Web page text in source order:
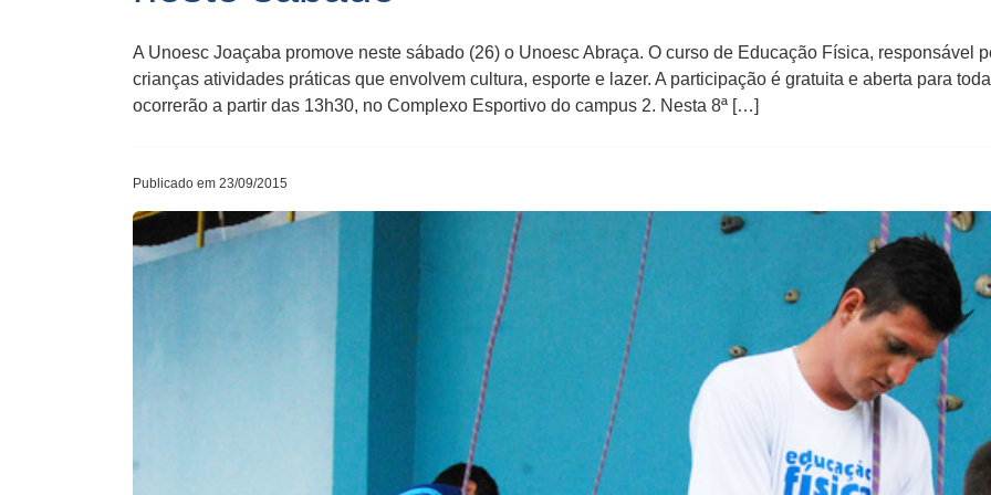
A Unoesc Joaçaba promove neste sábado (26) o Unoesc Abraça. O curso de Educação Física, responsável
crianças atividades práticas que envolvem cultura, esporte e lazer. A participação é gratuita e aberta para
ocorrerão a partir das 13h30, no Complexo Esportivo do campus 2. Nesta 8ª […]
Publicado em 23/09/2015